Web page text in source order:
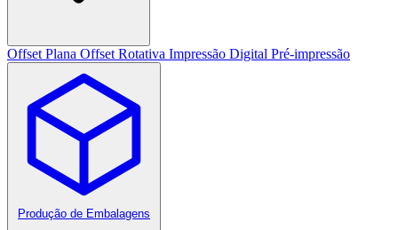
Offset Plana Offset Rotativa Impressão Digital Pré-impressão
Produção de Embalagens